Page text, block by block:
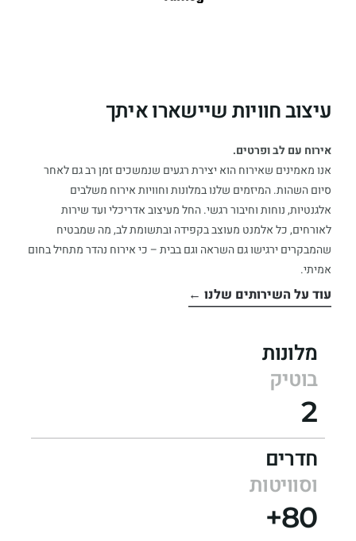
עיצוב חוויות שיישארו איתך
אירוח עם לב ופרטים.
אנו מאמינים שאירוח הוא יצירת רגעים שנמשכים זמן רב גם לאחר
סיום השהות. המיזמים שלנו במלונות וחוויות אירוח משלבים
אלגנטיות, נוחות וחיבור רגשי. החל מעיצוב אדריכלי ועד שירות
לאורחים, כל אלמנט מעוצב בקפידה ובתשומת לב, מה שמבטיח
שהמבקרים ירגישו גם השראה וגם בבית – כי אירוח נהדר מתחיל בחום
אמיתי.
עוד על השירותים שלנו ←
מלונות
בוטיק
2
חדרים
וסוויטות
80+